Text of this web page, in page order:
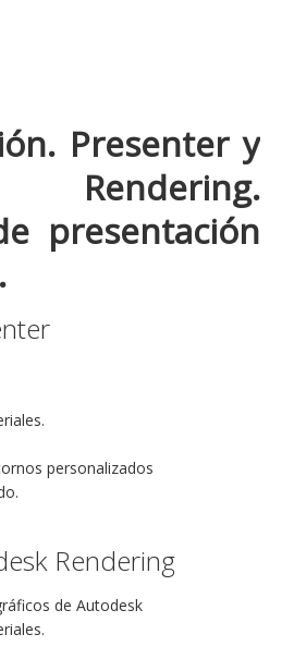
. Presenter y
Rendering.
presentación
personalizados
Rendering
de Autodesk